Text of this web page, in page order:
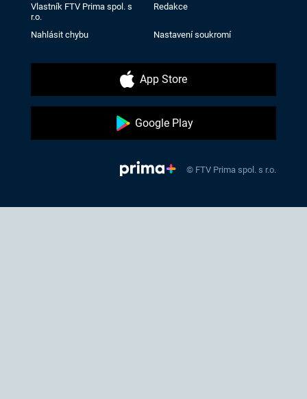
Vlastník FTV Prima spol. s
r.o.
Redakce
Nahlásit chybu Nastavení soukromí
App Store
Google Play
© FTV Prima spol. s r.o.